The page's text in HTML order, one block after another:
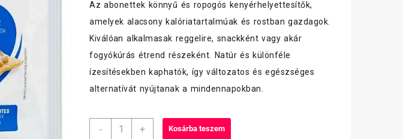
Az abonettek könnyű és ropogós kenyérhelyettesítők,
amelyek alacsony kalóriatartalmúak és rostban gazdagok.
Kiválóan alkalmasak reggelire, snackként vagy akár
fogyókúrás étrend részeként. Natúr és különféle
ízesítésekben kaphatók, így változatos és egészséges
alternatívát nyújtanak a mindennapokban.
-
Abonett + Kosárba teszem